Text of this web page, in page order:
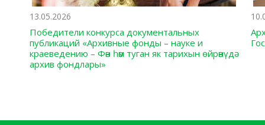
13.05.2026
Победители конкурса документальных
публикаций «Архивные фонды – науке и
краеведению – Фән һәм туган як тарихын өйрәнүдә
архив фондлары»